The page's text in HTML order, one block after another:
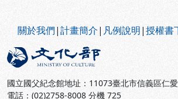
關於我們|計畫簡介| 凡例說明|授權書
國立國父紀念館地址：11073臺北市信義區仁
電話：(02)2758-8008 分機 725